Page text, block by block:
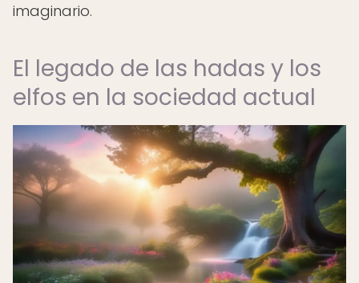
imaginario.
El legado de las hadas y los
elfos en la sociedad actual